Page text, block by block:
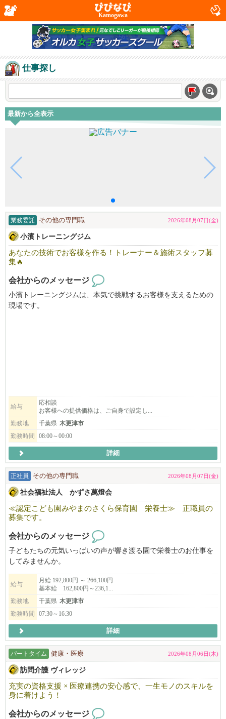
Kamogawa
仕事探し
最新から全表示
業務委託 その他の専門職 2026年08月07日(金)
小濱トレーニングジム
あなたの技術でお客様を作る！トレーナー＆施術スタッフ募
集🔥
会社からのメッセージ
小濱トレーニングジムは、本気で挑戦するお客様を支えるための
現場です。
【重要】集客について
当ジムでは、既存のお客様を新しいスタッフへ引き継ぐ形ではあ
りません。
担当するお客様は、ご自身で集客（SNS・紹介など）して関係を
築いていくスタイルです。
ただし、完全に個人任せではなく、当ジムのホームページ・SNS
＜こんな方に向いています！＞
・自分の技術で勝負したい方
・自分の名前でお客様を増やしたい方
・指導力を磨いて成長したい方
・将来的に独立も視野に入れている方
＜当ジムの方針と合わない働き方の例＞
・既存のお客様を引き継いでもらうことを前提に考えている方
・指導や施術を「作業」として捉えてしまう方
・チームワークや周囲との調和を大切にできない方
給与
応相談
お客様への提供価格は、ご自身で設定し...
勤務地
千葉県 木更津市
勤務時間
08:00～00:00
詳細
正社員 その他の専門職 2026年08月07日(金)
社会福祉法人 かずさ萬燈会
≪認定こども園みやまのさくら保育園 栄養士≫ 正職員の
募集です。
会社からのメッセージ
子どもたちの元気いっぱいの声が響き渡る園で栄養士のお仕事を
してみませんか。
子育て中の職員も活躍中！お気軽にお問い合わせください。
給与
月給 192,800円 ～ 266,100円
基本給 162,800円～236,1...
勤務地
千葉県 木更津市
勤務時間
07:30～16:30
詳細
パートタイム 健康・医療 2026年08月06日(木)
訪問介護 ヴィレッジ
充実の資格支援 × 医療連携の安心感で、一生モノのスキルを
身に着けよう！
会社からのメッセージ